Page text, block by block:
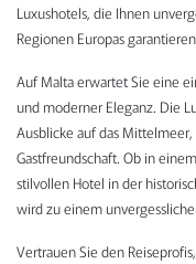
Luxushotels, die Ihnen
Regionen Europas
Auf Malta erwartet Sie eine
und moderner Eleganz. Die
Ausblicke auf das
Gastfreundschaft. Ob in
stilvollen Hotel in der
wird zu einem
Vertrauen Sie den